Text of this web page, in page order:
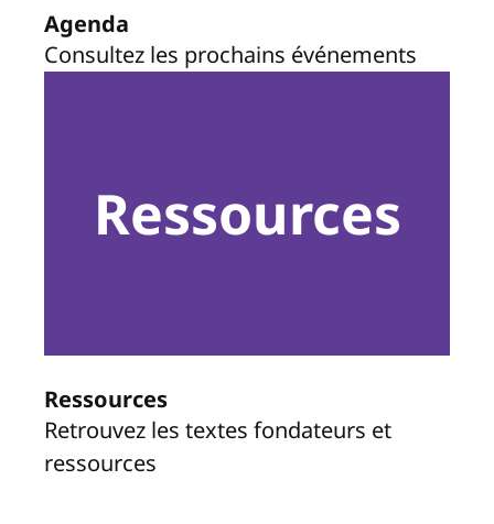
Agenda
Consultez les prochains événements
Ressources
Ressources
Retrouvez les textes fondateurs et
ressources